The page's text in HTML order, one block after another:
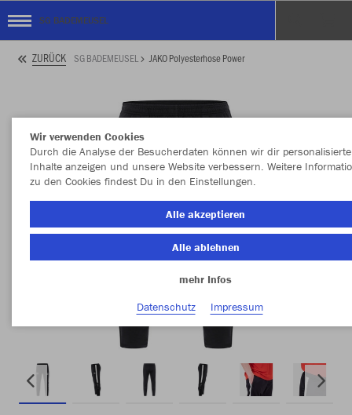
SG BADEMEUSEL
ZURÜCK SG BADEMEUSEL JAKO Polyesterhose Power
Wir verwenden Cookies
Durch die Analyse der Besucherdaten können wir dir personalisierte
Inhalte anzeigen und unsere Website verbessern. Weitere
zu den Cookies findest Du in den Einstellungen.
Alle akzeptieren
Alle ablehnen
mehr Infos
Datenschutz
Impressum